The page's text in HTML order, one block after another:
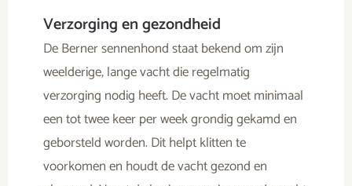
Verzorging en gezondheid
De Berner sennenhond staat bekend om zijn
weelderige, lange vacht die regelmatig
verzorging nodig heeft. De vacht moet minimaal
een tot twee keer per week grondig gekamd en
geborsteld worden. Dit helpt klitten te
voorkomen en houdt de vacht gezond en